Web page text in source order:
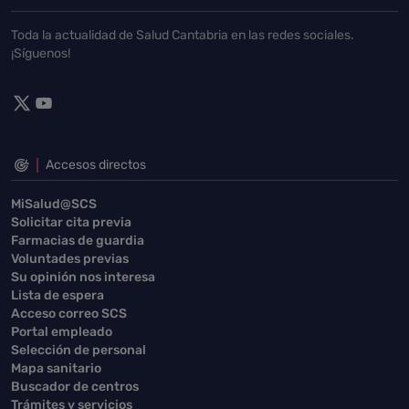
Toda la actualidad de Salud Cantabria en las redes sociales.
¡Síguenos!
Accesos directos
MiSalud@SCS
Solicitar cita previa
Farmacias de guardia
Voluntades previas
Su opinión nos interesa
Lista de espera
Acceso correo SCS
Portal empleado
Selección de personal
Mapa sanitario
Buscador de centros
Trámites y servicios